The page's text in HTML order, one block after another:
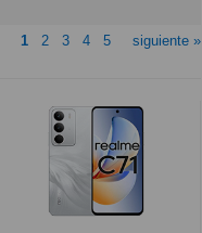
1 2 3 4 5 siguiente »